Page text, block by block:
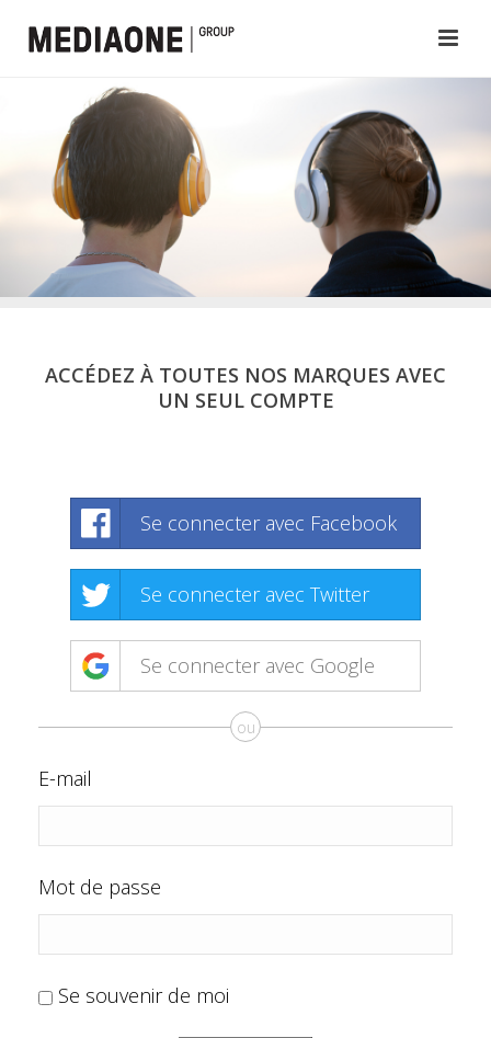
ACCÉDEZ À TOUTES NOS MARQUES AVEC
UN SEUL COMPTE
Se connecter avec Facebook
Se connecter avec Twitter
Se connecter avec Google
ou
E-mail
Mot de passe
Se souvenir de moi